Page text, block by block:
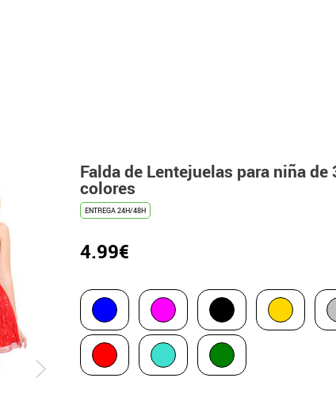
Falda de Lentejuelas para niña de
colores
ENTREGA 24H/48H
4.99€